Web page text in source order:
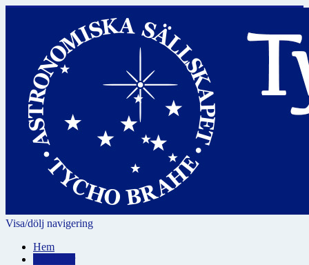
Visa/dölj navigering
Hem